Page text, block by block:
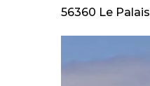
56360 Le Palais